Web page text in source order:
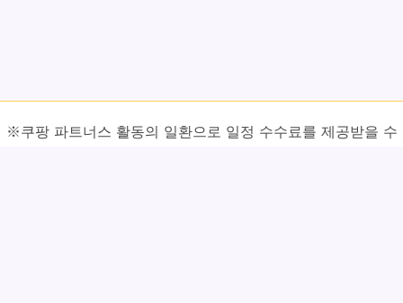
※쿠팡 파트너스 활동의 일환으로 일정 수수료를 제공받을 수